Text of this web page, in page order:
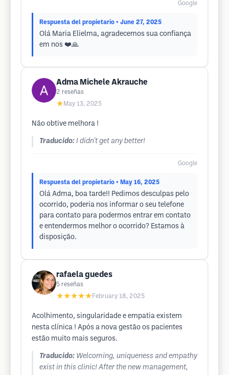
Google
Respuesta del propietario • June 27, 2025
Olá Maria Elielma, agradecemos sua confiança
em nos ❤️🙏
Adma Michele Akrauche
2 reseñas
★ May 13, 2025
Não obtive melhora !
Traducido: I didn't get any better!
Google
Respuesta del propietario • May 16, 2025
Olá Adma, boa tarde!! Pedimos desculpas pelo
ocorrido, poderia nos informar o seu telefone
para contato para podermos entrar em contato
e entendermos melhor o ocorrido? Estamos à
disposição.
rafaela guedes
5 reseñas
★★★★★ February 18, 2025
Acolhimento, singularidade e empatia existem
nesta clínica ! Após a nova gestão os pacientes
estão muito mais seguros.
Traducido: Welcoming, uniqueness and empathy
exist in this clinic! After the new management,